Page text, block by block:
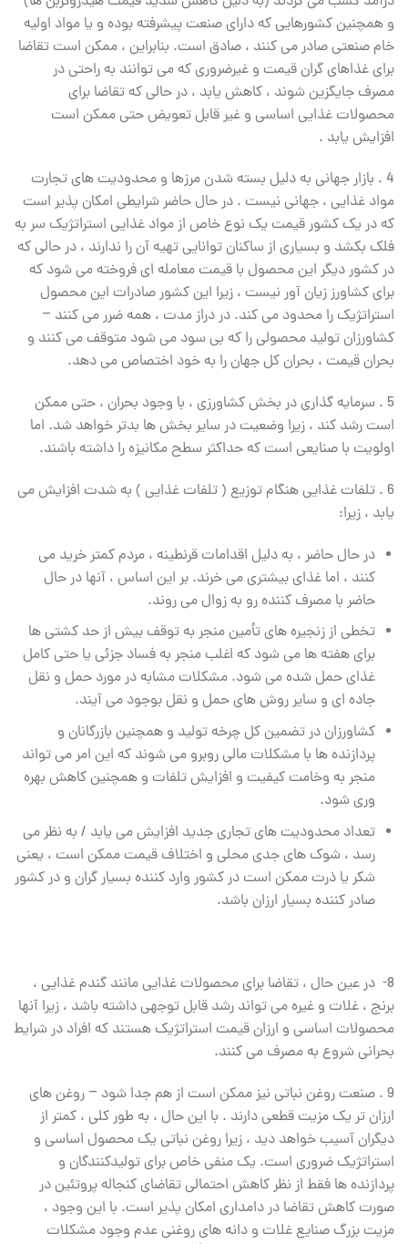
و همچنین کشورهایی که دارای صنعت پیشرفته بوده و یا مواد اولیه
خام صنعتی صادر می کنند ، صادق است. بنابراین ، ممکن است تقاضا
برای غذاهای گران قیمت و غیرضروری که می توانند به راحتی در
مصرف جایگزین شوند ، کاهش یابد ، در حالی که تقاضا برای
محصولات غذایی اساسی و غیر قابل تعویض حتی ممکن است
افزایش یابد .
4 . بازار جهانی به دلیل بسته شدن مرزها و محدودیت های تجارت
مواد غذایی ، جهانی نیست . در حال حاضر شرایطی امکان پذیر است
که در یک کشور قیمت یک نوع خاص از مواد غذایی استراتژیک سر به
فلک بکشد و بسیاری از ساکنان توانایی تهیه آن را ندارند ، در حالی که
در کشور دیگر این محصول با قیمت معامله ای فروخته می شود که
برای کشاورز زیان آور نیست ، زیرا این کشور صادرات این محصول
استراتژیک را محدود می کند. در دراز مدت ، همه ضرر می کنند –
کشاورزان تولید محصولی را که بی سود می شود متوقف می کنند و
بحران قیمت ، بحران کل جهان را به خود اختصاص می دهد.
5 . سرمایه گذاری در بخش کشاورزی ، با وجود بحران ، حتی ممکن
است رشد کند ، زیرا وضعیت در سایر بخش ها بدتر خواهد شد. اما
اولویت با صنایعی است که حداکثر سطح مکانیزه را داشته باشند.
6 . تلفات غذایی هنگام توزیع ( تلفات غذایی ) به شدت افزایش می
یابد ، زیرا:
در حال حاضر ، به دلیل اقدامات قرنطینه ، مردم کمتر خرید می
کنند ، اما غذای بیشتری می خرند. بر این اساس ، آنها در حال
حاضر با مصرف کننده رو به زوال می روند.
تخطی از زنجیره های تأمین منجر به توقف بیش از حد کشتی ها
برای هفته ها می شود که اغلب منجر به فساد جزئی یا حتی کامل
غذای حمل شده می شود. مشکلات مشابه در مورد حمل و نقل
جاده ای و سایر روش های حمل و نقل بوجود می آیند.
کشاورزان در تضمین کل چرخه تولید و همچنین بازرگانان و
پردازنده ها با مشکلات مالی روبرو می شوند که این امر می تواند
منجر به وخامت کیفیت و افزایش تلفات و همچنین کاهش بهره
وری شود.
تعداد محدودیت های تجاری جدید افزایش می یابد / به نظر می
رسد ، شوک های جدی محلی و اختلاف قیمت ممکن است ، یعنی
شکر یا ذرت ممکن است در کشور وارد کننده بسیار گران و در کشور
صادر کننده بسیار ارزان باشد.
8- در عین حال ، تقاضا برای محصولات غذایی مانند گندم غذایی ،
برنج ، غلات و غیره می تواند رشد قابل توجهی داشته باشد ، زیرا آنها
محصولات اساسی و ارزان قیمت استراتژیک هستند که افراد در شرایط
بحرانی شروع به مصرف می کنند.
9 . صنعت روغن نباتی نیز ممکن است از هم جدا شود – روغن های
ارزان تر یک مزیت قطعی دارند . با این حال ، به طور کلی ، کمتر از
دیگران آسیب خواهد دید ، زیرا روغن نباتی یک محصول اساسی و
استراتژیک ضروری است. یک منفی خاص برای تولیدکنندگان و
پردازنده ها فقط از نظر کاهش احتمالی تقاضای کنجاله پروتئین در
صورت کاهش تقاضا در دامداری امکان پذیر است. با این وجود ،
مزیت بزرگ صنایع غلات و دانه های روغنی عدم وجود مشکلات